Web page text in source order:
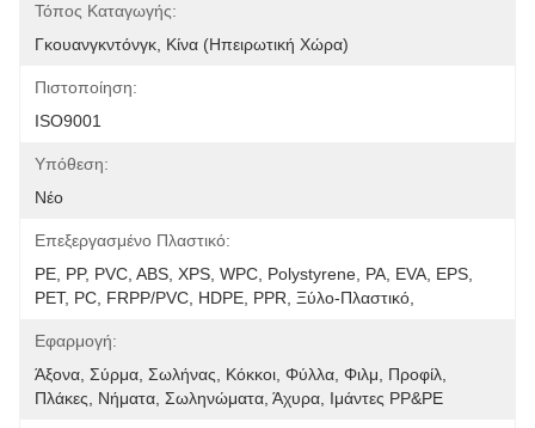
Τόπος Καταγωγής:
Γκουανγκντόνγκ, Κίνα (ηπειρωτική Χώρα)
Πιστοποίηση:
ISO9001
Υπόθεση:
Νέο
Επεξεργασμένο Πλαστικό:
PE, PP, PVC, ABS, XPS, WPC, Polystyrene, PA, EVA, EPS,
PET, PC, FRPP/PVC, HDPE, PPR, Ξύλο-Πλαστικό,
Εφαρμογή:
Άξονα, Σύρμα, Σωλήνας, Κόκκοι, Φύλλα, Φιλμ, Προφίλ,
Πλάκες, Νήματα, Σωληνώματα, Άχυρα, Ιμάντες PP&PE